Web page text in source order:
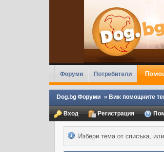
Форуми Потребители
Dog.bg Форуми » Виж помощните
Вход Регистрация
Избери тема от списъка,